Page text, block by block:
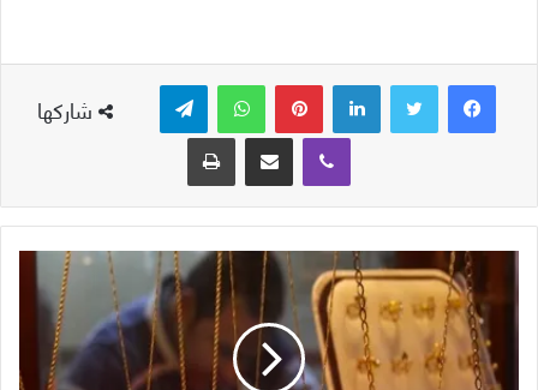
شاركها
لينكدإن بينتيريست واتساب
ڤايبر
مشاركة عبر البريد طباعة